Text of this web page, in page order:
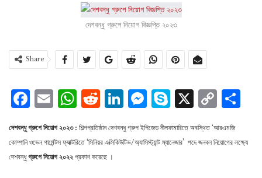
দেশবন্ধু গ্রুপে নিয়োগ বিজ্ঞপ্তি ২০২৩
Share
Facebook
Email
WhatsApp
Reddit
LinkedIn
Messenger
Skype
X
দেশবন্ধু গ্রুপে নিয়োগ ২০২৩ : শিল্পপ্রতিষ্ঠান দেশবন্ধু গ্রুপ ইপিজেড নীলফামারিতে অবস্থিত ‘আরএমজি
কোম্পানি ওভেন গার্মেন্টস ফ্যাক্টরিতে ‘সিনিয়র এক্সিকিউটিভ/অ্যাসিস্ট্যান্ট ম্যানেজার’ পদে জনবল নিয়োগের লক্ষ্যে
দেশবন্ধুগ্রুপে নিয়োগ ২০২২ প্রকাশ করেছে ।